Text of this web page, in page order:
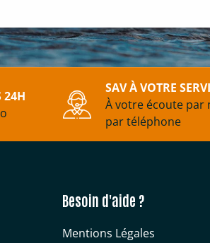
24H
SAV À VOTRE
À votre écoute par
par téléphone
Besoin d'aide ?
Mentions Légales